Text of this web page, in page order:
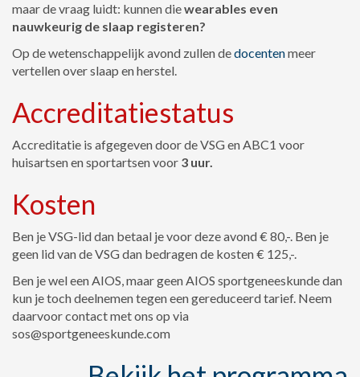
maar de vraag luidt: kunnen diewearables even
nauwkeurig de slaap registeren?
Op de wetenschappelijk avond zullen dedocentenmeer
vertellen over slaap en herstel.
Accreditatiestatus
Accreditatie is afgegeven door de VSG en ABC1 voor
huisartsen en sportartsen voor 3 uur.
Kosten
Ben je VSG-lid dan betaal je voor deze avond € 80,-. Ben je
geen lid van de VSG dan bedragen de kosten € 125,-.
Ben je wel een AIOS, maar geen AIOS sportgeneeskunde dan
kun je toch deelnemen tegen een gereduceerd tarief. Neem
daarvoor contact met ons op via
sos@sportgeneeskunde.com